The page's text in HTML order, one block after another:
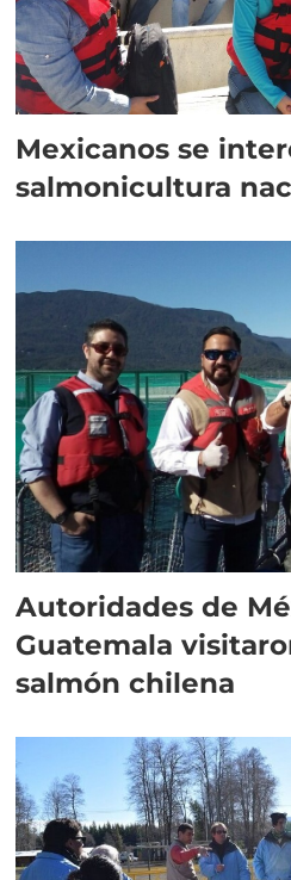
Mexicanos se
salmonicultura
Autoridades de
Guatemala
salmón chilena